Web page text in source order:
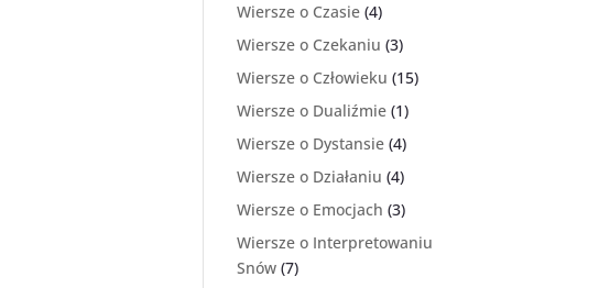
Wiersze o Czasie (4)
Wiersze o Czekaniu (3)
Wiersze o Człowieku (15)
Wiersze o Dualiźmie (1)
Wiersze o Dystansie (4)
Wiersze o Działaniu (4)
Wiersze o Emocjach (3)
Wiersze o Interpretowaniu
Snów (7)